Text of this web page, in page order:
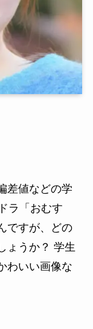
差値などの学
ラ「おむす
ですが、どの
ょうか？ 学生
わいい画像な